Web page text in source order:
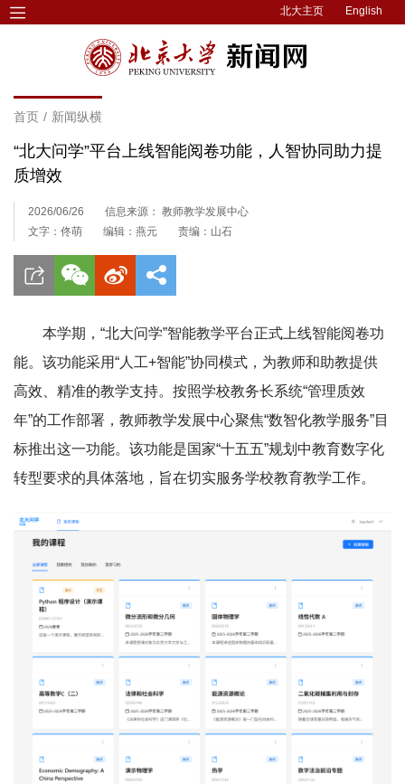
北大主页 English
首页 / 新闻纵横
“北大问学”平台上线智能阅卷功能，人智协同助力提
质增效
2026/06/26
信息来源： 教师教学发展中心
文字：佟萌
编辑：燕元 责编：山石
本学期，“北大问学”智能教学平台正式上线智能阅卷功
能。该功能采用“人工+智能”协同模式，为教师和助教提供
高效、精准的教学支持。按照学校教务长系统“管理质效
年”的工作部署，教师教学发展中心聚焦“数智化教学服务”目
标推出这一功能。该功能是国家“十五五”规划中教育数字化
转型要求的具体落地，旨在切实服务学校教育教学工作。